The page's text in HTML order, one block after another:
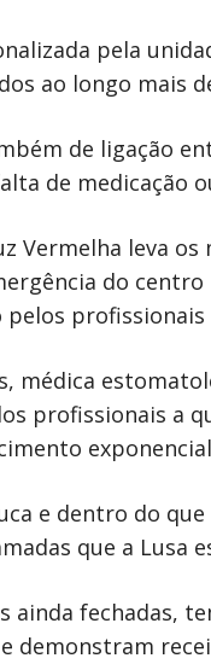
pela
ao longo mais
de ligação
de medicação
Vermelha leva
do
pelos
médica
profissionais a
e dentro do
que a Lusa
ainda fechadas,
demonstram